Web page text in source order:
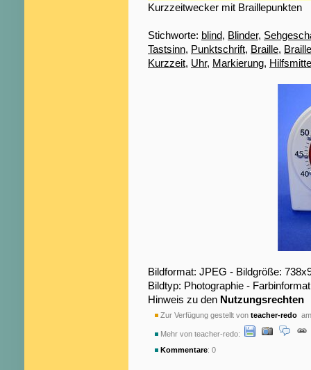
Kurzzeitwecker mit Braillepunkten
Stichworte: blind, Blinder,
Tastsinn, Punktschrift, Braille,
Kurzzeit, Uhr, Markierung,
Bildformat: JPEG - Bildgröße:
Bildtyp: Photographie -
Hinweis zu den Nutzungsrechten
Zur Verfügung gestellt von teacher-redo
Mehr von teacher-redo:
Kommentare: 0